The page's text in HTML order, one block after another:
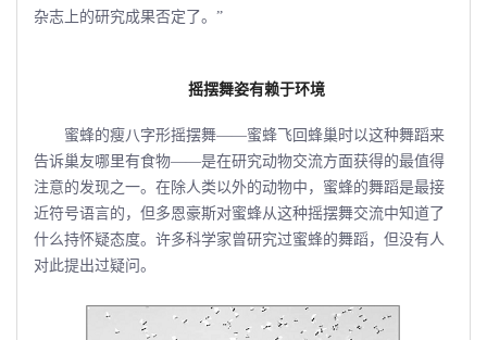
杂志上的研究成果否定了。”
摇摆舞姿有赖于环境
蜜蜂的瘦八字形摇摆舞――蜜蜂飞回蜂巢时以这种舞蹈来
告诉巢友哪里有食物――是在研究动物交流方面获得的最值得
注意的发现之一。在除人类以外的动物中，蜜蜂的舞蹈是最接
近符号语言的，但多恩豪斯对蜜蜂从这种摇摆舞交流中知道了
什么持怀疑态度。许多科学家曾研究过蜜蜂的舞蹈，但没有人
对此提出过疑问。